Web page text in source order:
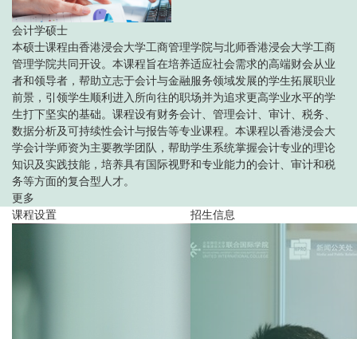
会计学硕士
本硕士课程由香港浸会大学工商管理学院与北师香港浸会大学工商
管理学院共同开设。本课程旨在培养适应社会需求的高端财会从业
者和领导者，帮助立志于会计与金融服务领域发展的学生拓展职业
前景，引领学生顺利进入所向往的职场并为追求更高学业水平的学
生打下坚实的基础。课程设有财务会计、管理会计、审计、税务、
数据分析及可持续性会计与报告等专业课程。本课程以香港浸会大
学会计学师资为主要教学团队，帮助学生系统掌握会计专业的理论
知识及实践技能，培养具有国际视野和专业能力的会计、审计和税
务等方面的复合型人才。
更多
课程设置
招生信息